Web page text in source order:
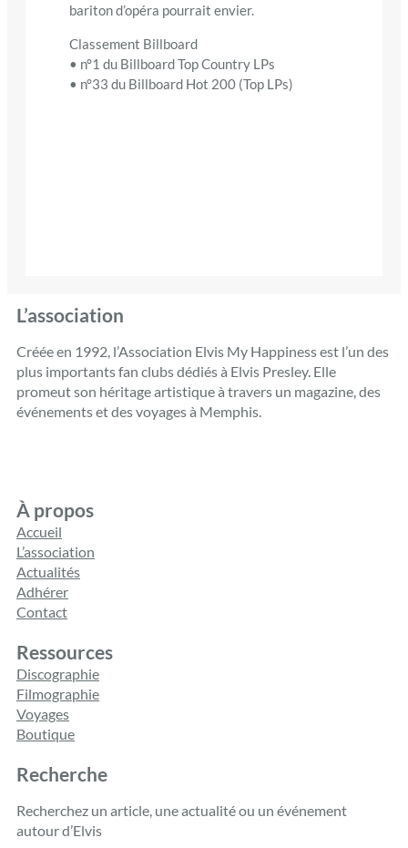
bariton d’opéra pourrait envier.
Classement Billboard
• n°1 du Billboard Top Country LPs
• n°33 du Billboard Hot 200 (Top LPs)
L’association
Créée en 1992, l’Association Elvis My Happiness est l’un des
plus importants fan clubs dédiés à Elvis Presley. Elle
promeut son héritage artistique à travers un magazine, des
événements et des voyages à Memphis.
À propos
Accueil
L’association
Actualités
Adhérer
Contact
Ressources
Discographie
Filmographie
Voyages
Boutique
Recherche
Recherchez un article, une actualité ou un événement
autour d’Elvis